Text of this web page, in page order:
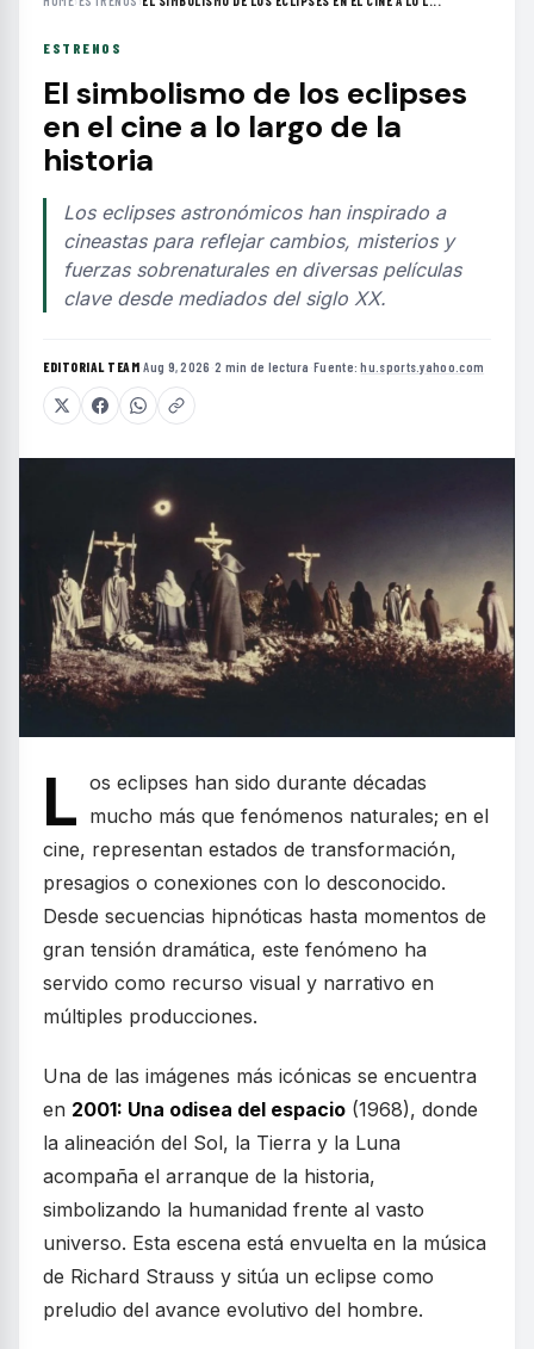
ESTRENOS
El simbolismo de los eclipses
en el cine a lo largo de la
historia
Los eclipses astronómicos han inspirado a
cineastas para reflejar cambios, misterios y
fuerzas sobrenaturales en diversas películas
clave desde mediados del siglo XX.
EDITORIAL TEAM·Aug 9, 2026 ·2 min de lectura ·Fuente:hu.sports.yahoo.com
L os eclipses han sido durante décadas
mucho más que fenómenos naturales; en el
cine, representan estados de transformación,
presagios o conexiones con lo desconocido.
Desde secuencias hipnóticas hasta momentos de
gran tensión dramática, este fenómeno ha
servido como recurso visual y narrativo en
múltiples producciones.
Una de las imágenes más icónicas se encuentra
en 2001: Una odisea del espacio (1968), donde
la alineación del Sol, la Tierra y la Luna
acompaña el arranque de la historia,
simbolizando la humanidad frente al vasto
universo. Esta escena está envuelta en la música
de Richard Strauss y sitúa un eclipse como
preludio del avance evolutivo del hombre.